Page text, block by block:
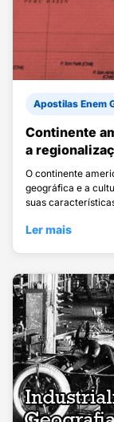
Apostilas Enem
Continente
a
O continente
geográfica e a
suas
Ler mais